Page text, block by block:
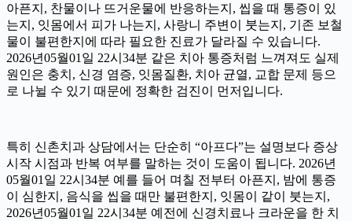
아픈지, 찬물이나 뜨거운물에 반응하는지, 씹을 때 통증이 있
는지, 잇몸에서 피가 나는지, 사랑니 주변이 붓는지, 기존 보철
물이 불편한지에 따라 필요한 진료가 달라질 수 있습니다.
2026년05월01일 22시34분 같은 치아 통증처럼 느껴져도 실제
원인은 충치, 신경 염증, 잇몸질환, 치아 균열, 교합 문제 등으
로 나뉠 수 있기 때문에 정확한 검진이 먼저입니다.
특히 신촌치과 상담에서는 단순히 “아프다”는 설명보다 증상
시작 시점과 반복 여부를 말하는 것이 도움이 됩니다. 2026년
05월01일 22시34분 예를 들어 며칠 전부터 아픈지, 밤에 통증
이 심한지, 음식을 씹을 때만 불편한지, 잇몸이 같이 붓는지,
2026년05월01일 22시34분 예전에 신경치료나 크라운을 한 치